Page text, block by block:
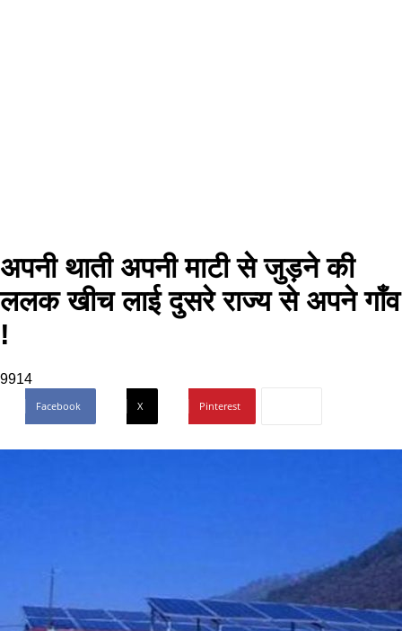
अपनी थाती अपनी माटी से जुड़ने की
ललक खीच लाई दुसरे राज्य से अपने गाँव
!
9914
Facebook X Pinterest